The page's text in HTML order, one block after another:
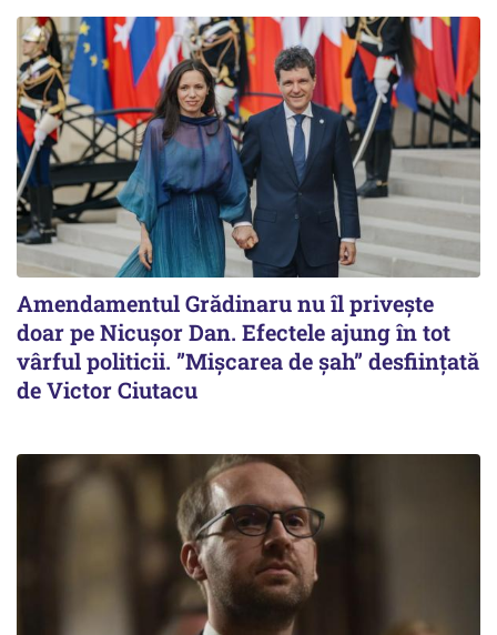
Amendamentul Grădinaru nu îl privește
doar pe Nicușor Dan. Efectele ajung în tot
vârful politicii. ”Mișcarea de șah” desființată
de Victor Ciutacu